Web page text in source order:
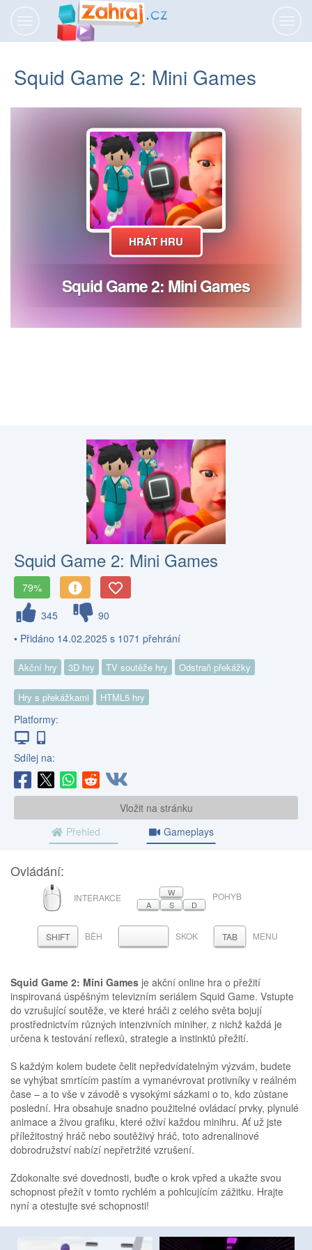
Squid Game 2: Mini Games
Squid Game 2: Mini Games
79%
345
90
• Přidáno 14.02.2025 s 1071 přehrání
Akční hry 3D hry TV soutěže hry Odstraň překážky
Hry s překážkami HTML5 hry
Platformy:
Sdílej na:
Vložit na stránku
Přehled
Gameplays
Ovládání:
MYŠ
INTERAKCE
W
A
S D
POHYB
SHIFT BĚH MEZERNÍKSKOK TAB MENU
Squid Game 2: Mini Games je akční online hra o přežití
inspirovaná úspěšným televizním seriálem Squid Game. Vstupte
do vzrušující soutěže, ve které hráči z celého světa bojují
prostřednictvím různých intenzivních miniher, z nichž každá je
určena k testování reflexů, strategie a instinktů přežití.
S každým kolem budete čelit nepředvídatelným výzvám, budete
se vyhýbat smrtícím pastím a vymanévrovat protivníky v reálném
čase – a to vše v závodě s vysokými sázkami o to, kdo zůstane
poslední. Hra obsahuje snadno použitelné ovládací prvky, plynulé
animace a živou grafiku, které oživí každou minihru. Ať už jste
příležitostný hráč nebo soutěživý hráč, toto adrenalinové
dobrodružství nabízí nepřetržité vzrušení.
Zdokonalte své dovednosti, buďte o krok vpřed a ukažte svou
schopnost přežít v tomto rychlém a pohlcujícím zážitku. Hrajte
nyní a otestujte své schopnosti!